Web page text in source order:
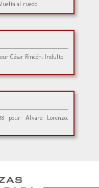
al ruedo.
César Rincón. Indulto
pour Alvaro Lorenzo.